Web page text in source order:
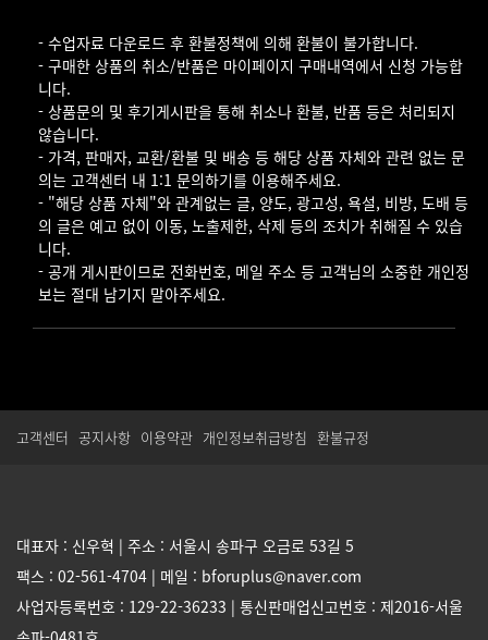
- 수업자료 다운로드 후 환불정책에 의해 환불이 불가합니다.
- 구매한 상품의 취소/반품은 마이페이지 구매내역에서 신청 가능합
니다.
- 상품문의 및 후기게시판을 통해 취소나 환불, 반품 등은 처리되지
않습니다.
- 가격, 판매자, 교환/환불 및 배송 등 해당 상품 자체와 관련 없는 문
의는 고객센터 내 1:1 문의하기를 이용해주세요.
- "해당 상품 자체"와 관계없는 글, 양도, 광고성, 욕설, 비방, 도배 등
의 글은 예고 없이 이동, 노출제한, 삭제 등의 조치가 취해질 수 있습
니다.
- 공개 게시판이므로 전화번호, 메일 주소 등 고객님의 소중한 개인정
보는 절대 남기지 말아주세요.
고객센터 공지사항 이용약관 개인정보취급방침 환불규정
대표자 : 신우혁 | 주소 : 서울시 송파구 오금로 53길 5
팩스 : 02-561-4704 | 메일 : bforuplus@naver.com
사업자등록번호 : 129-22-36233 | 통신판매업신고번호 : 제2016-서울